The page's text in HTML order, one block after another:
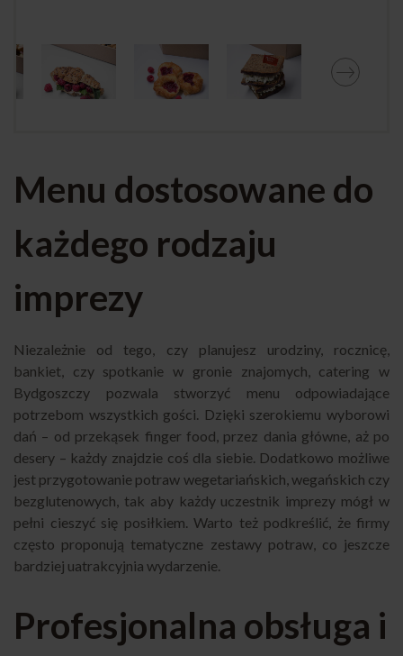
Menu dostosowane do
każdego rodzaju
imprezy
Niezależnie od tego, czy planujesz urodziny, rocznicę,
bankiet, czy spotkanie w gronie znajomych, catering w
Bydgoszczy pozwala stworzyć menu odpowiadające
potrzebom wszystkich gości. Dzięki szerokiemu wyborowi
dań – od przekąsek finger food, przez dania główne, aż po
desery – każdy znajdzie coś dla siebie. Dodatkowo możliwe
jest przygotowanie potraw wegetariańskich, wegańskich czy
bezglutenowych, tak aby każdy uczestnik imprezy mógł w
pełni cieszyć się posiłkiem. Warto też podkreślić, że firmy
często proponują tematyczne zestawy potraw, co jeszcze
bardziej uatrakcyjnia wydarzenie.
Profesjonalna obsługa i